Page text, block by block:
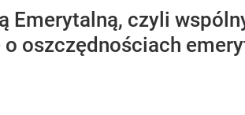
Emerytalną, czyli
oszczędnościach